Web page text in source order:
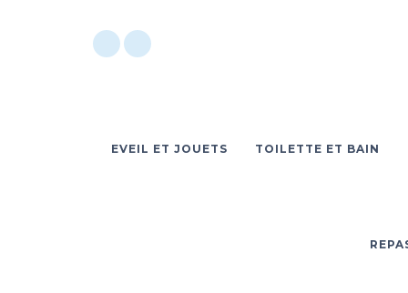
EVEIL ET JOUETS TOILETTE ET BAIN